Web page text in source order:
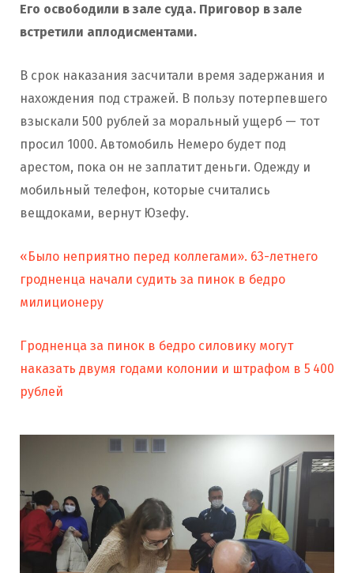
Его освободили в зале суда. Приговор в зале
встретили аплодисментами.
В срок наказания засчитали время задержания и
нахождения под стражей. В пользу потерпевшего
взыскали 500 рублей за моральный ущерб — тот
просил 1000. Автомобиль Немеро будет под
арестом, пока он не заплатит деньги. Одежду и
мобильный телефон, которые считались
вещдоками, вернут Юзефу.
«Было неприятно перед коллегами». 63-летнего
гродненца начали судить за пинок в бедро
милиционеру
Гродненца за пинок в бедро силовику могут
наказать двумя годами колонии и штрафом в 5 400
рублей